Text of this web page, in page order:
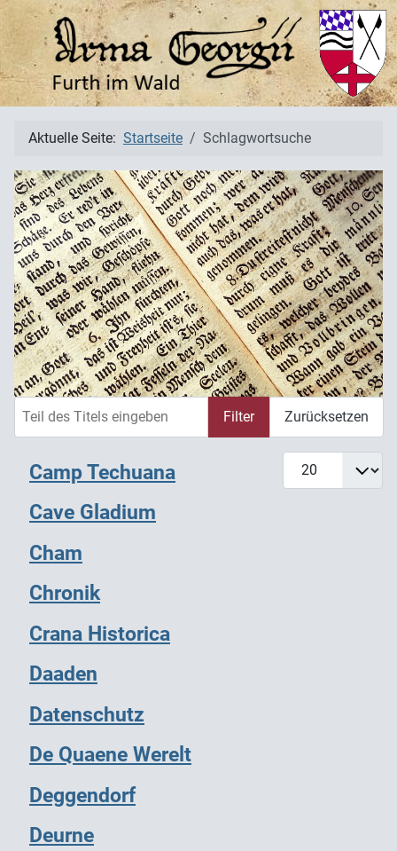
Aktuelle Seite: Startseite Schlagwortsuche
Filter Zurücksetzen
Anzeige #
Camp Techuana
Cave Gladium
Cham
Chronik
Crana Historica
Daaden
Datenschutz
De Quaene Werelt
Deggendorf
Deurne